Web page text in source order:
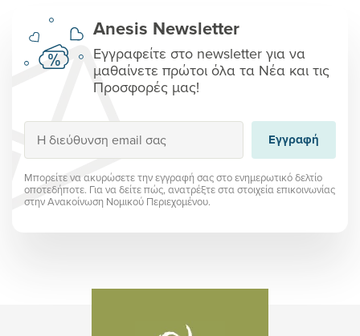
Anesis Newsletter
Εγγραφείτε στο newsletter για να
μαθαίνετε πρώτοι όλα τα Νέα και τις
Προσφορές μας!
Εγγραφή
Εγγραφή
Μπορείτε να ακυρώσετε την εγγραφή σας στο ενημερωτικό δελτίο
οποτεδήποτε. Για να δείτε πώς, ανατρέξτε στα στοιχεία επικοινωνίας
στην Ανακοίνωση Νομικού Περιεχομένου.